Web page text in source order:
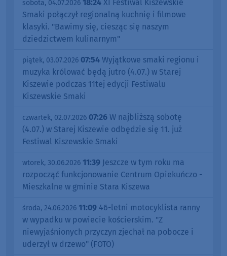
sobota, 04.07.2026 18:24 XI Festiwal Kiszewskie
Smaki połączył regionalną kuchnię i filmowe
klasyki. "Bawimy się, ciesząc się naszym
dziedzictwem kulinarnym"
piątek, 03.07.2026 07:54 Wyjątkowe smaki regionu i
muzyka królować będą jutro (4.07.) w Starej
Kiszewie podczas 11tej edycji Festiwalu
Kiszewskie Smaki
czwartek, 02.07.2026 07:26 W najbliższą sobotę
(4.07.) w Starej Kiszewie odbędzie się 11. już
Festiwal Kiszewskie Smaki
wtorek, 30.06.2026 11:39 Jeszcze w tym roku ma
rozpocząć funkcjonowanie Centrum Opiekuńczo -
Mieszkalne w gminie Stara Kiszewa
środa, 24.06.2026 11:09 46-letni motocyklista ranny
w wypadku w powiecie kościerskim. "Z
niewyjaśnionych przyczyn zjechał na pobocze i
uderzył w drzewo" (FOTO)